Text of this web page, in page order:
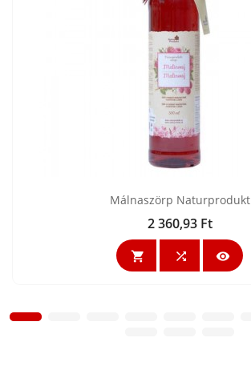
Málnaszörp Naturprodukt
Ár
2 360,93 Ft
  